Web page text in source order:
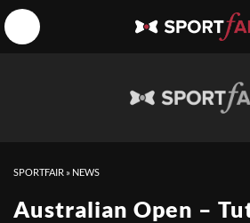
SPORTFAIR » NEWS
Australian Open –